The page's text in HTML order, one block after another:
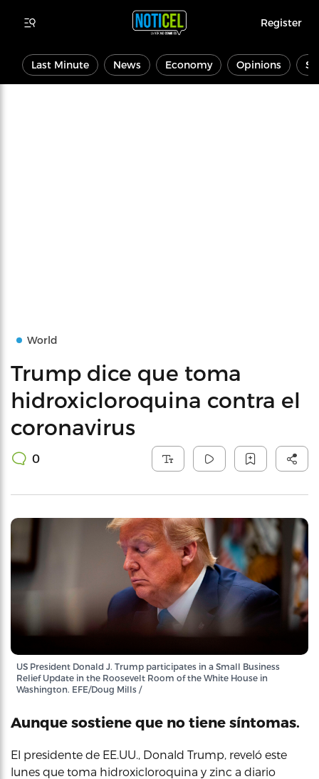
Register
Last Minute News Economy Opinions
World
Trump dice que toma
hidroxicloroquina contra el
coronavirus
0
US President Donald J. Trump participates in a Small Business
Relief Update in the Roosevelt Room of the White House in
Washington. EFE/Doug Mills /
Aunque sostiene que no tiene síntomas.
El presidente de EE.UU., Donald Trump, reveló este
lunes que toma hidroxicloroquina y zinc a diario